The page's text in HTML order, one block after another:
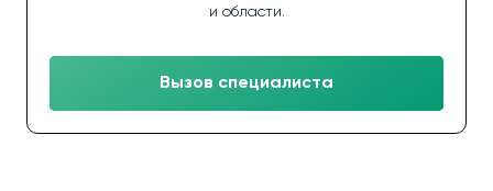
и области.
Вызов специалиста